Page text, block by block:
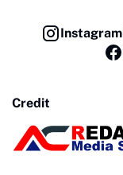
Instagram
Credit